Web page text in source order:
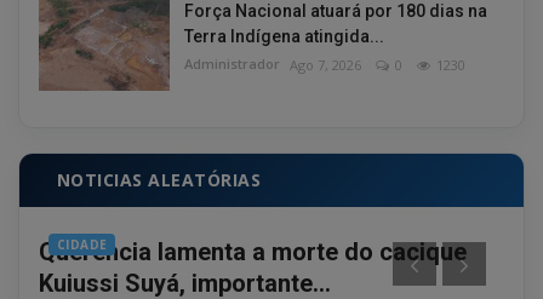
Força Nacional atuará por 180 dias na
Terra Indígena atingida...
Administrador Ago 7, 2026 0 1230
NOTICIAS ALEATÓRIAS
CIDADE
Querência lamenta a morte do cacique
Kuiussi Suyá, importante...